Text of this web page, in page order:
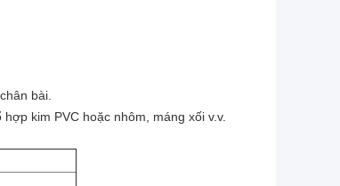
bài.
kim PVC hoặc nhôm, máng xối v.v.